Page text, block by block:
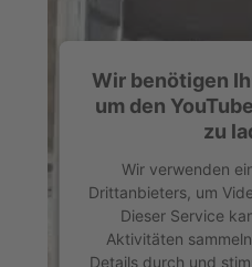
Wir benötigen
um den
zu
Wir verwenden
Drittanbieters, um
Dieser Service
Aktivitäten
Details durch und